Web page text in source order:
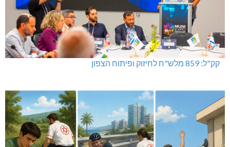
קק"ל: 859 מלש"ח לחיזוק ופיתוח הצפון